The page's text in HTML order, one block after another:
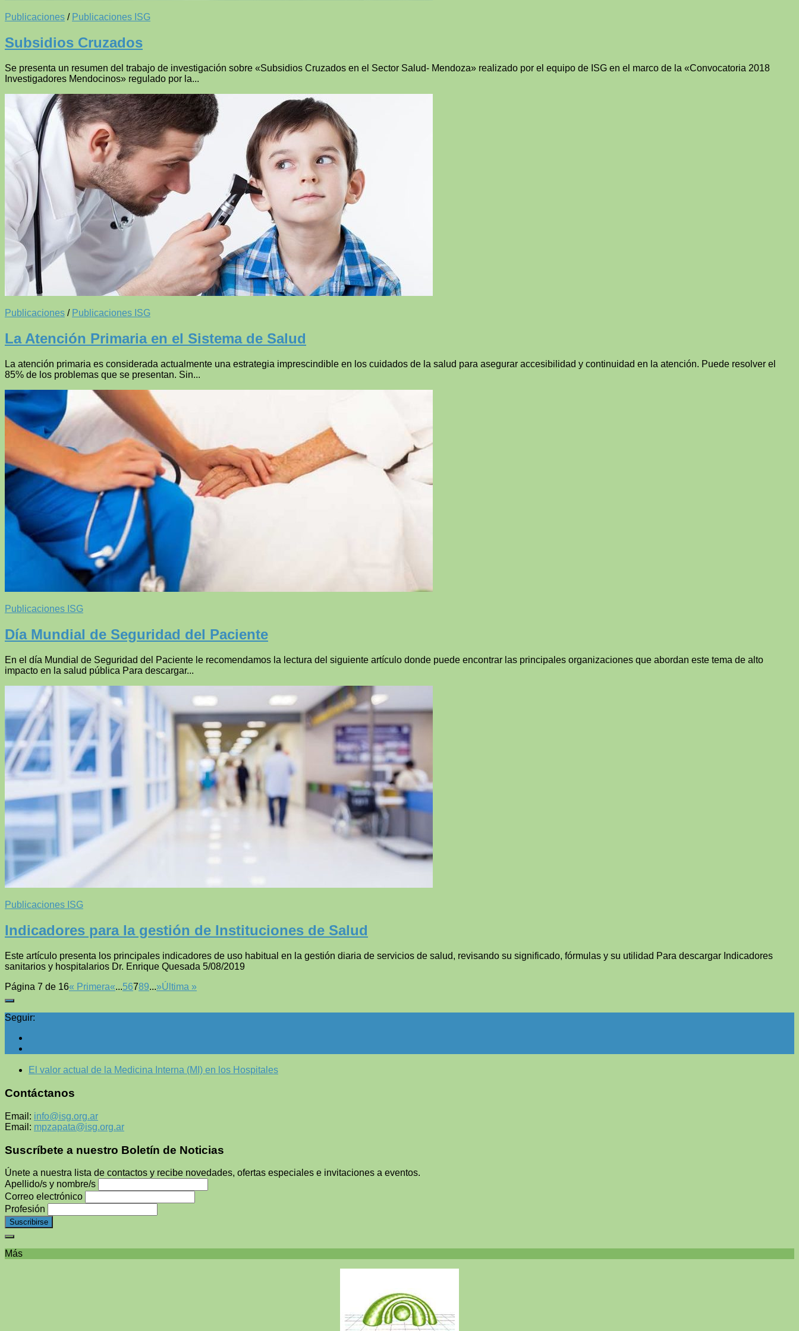
Publicaciones / Publicaciones ISG
Subsidios Cruzados
Se presenta un resumen del trabajo de investigación sobre «Subsidios Cruzados en el Sector Salud- Mendoza» realizado por el equipo de ISG en el marco de la «Convocatoria 2018
Investigadores Mendocinos» regulado por la...
Publicaciones / Publicaciones ISG
La Atención Primaria en el Sistema de Salud
La atención primaria es considerada actualmente una estrategia imprescindible en los cuidados de la salud para asegurar accesibilidad y continuidad en la atención. Puede resolver el
85% de los problemas que se presentan. Sin...
Publicaciones ISG
Día Mundial de Seguridad del Paciente
En el día Mundial de Seguridad del Paciente le recomendamos la lectura del siguiente artículo donde puede encontrar las principales organizaciones que abordan este tema de alto
impacto en la salud pública Para descargar...
Publicaciones ISG
Indicadores para la gestión de Instituciones de Salud
Este artículo presenta los principales indicadores de uso habitual en la gestión diaria de servicios de salud, revisando su significado, fórmulas y su utilidad Para descargar Indicadores
sanitarios y hospitalarios Dr. Enrique Quesada 5/08/2019
Página 7 de 16« Primera«...56789...»Última »
Seguir:
El valor actual de la Medicina Interna (MI) en los Hospitales
Contáctanos
Email: info@isg.org.ar
Email: mpzapata@isg.org.ar
Suscríbete a nuestro Boletín de Noticias
Únete a nuestra lista de contactos y recibe novedades, ofertas especiales e invitaciones a eventos.
Apellido/s y nombre/s
Correo electrónico
Profesión
Más